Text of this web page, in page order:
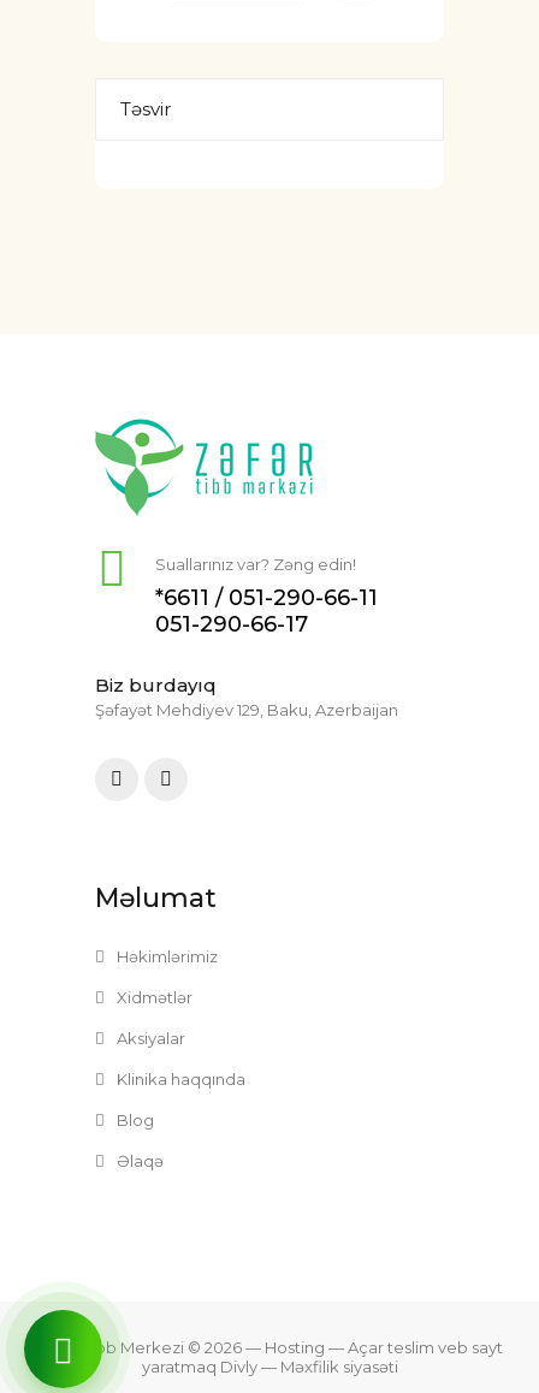
Təsvir
Suallarınız var? Zəng edin!
*6611 / 051-290-66-11
051-290-66-17
Biz burdayıq
Şəfayət Mehdiyev 129, Baku, Azerbaijan
Məlumat
Həkimlərimiz
Xidmətlər
Aksiyalar
Klinika haqqında
Blog
Əlaqə
Zefer Tibb Merkezi © 2026— Hosting —Açar teslim veb sayt
yaratmaq Divly— Məxfilik siyasəti